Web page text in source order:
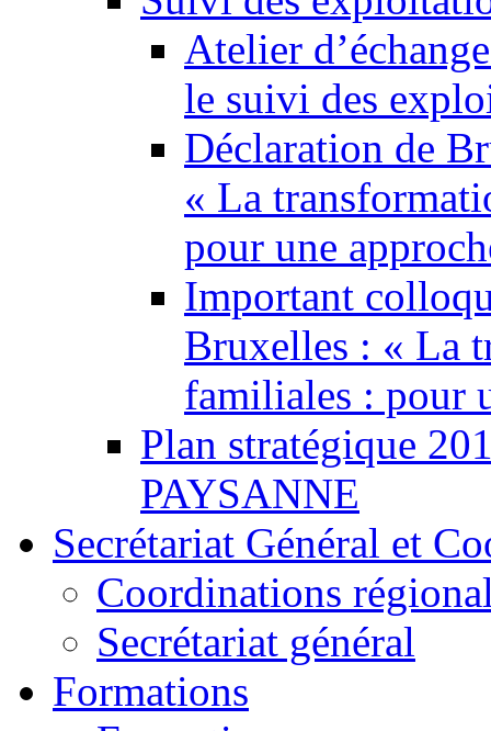
Atelier
le suivi des
Déclaration de
« La
pour une
Important
Bruxelles : « La
familiales : pour
Plan stratégique
PAYSANNE
Secrétariat Général et
Coordinations
Secrétariat général
Formations